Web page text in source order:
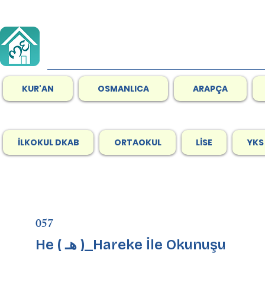
KUR'AN OSMANLICA ARAPÇA
İLKOKUL DKAB ORTAOKUL LİSE
057
He ( هـ )_Hareke İle Okunuşu